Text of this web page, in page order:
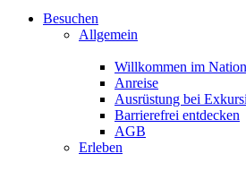
Besuchen
Allgemein
Willkommen im
Anreise
Ausrüstung bei
Barrierefrei entdecken
AGB
Erleben